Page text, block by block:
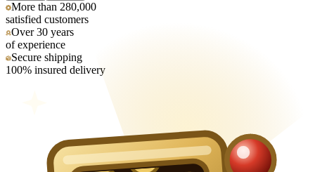
More than 280,000
satisfied customers
Over 30 years
of experience
Secure shipping
100% insured delivery